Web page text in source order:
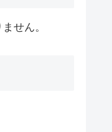
せん。